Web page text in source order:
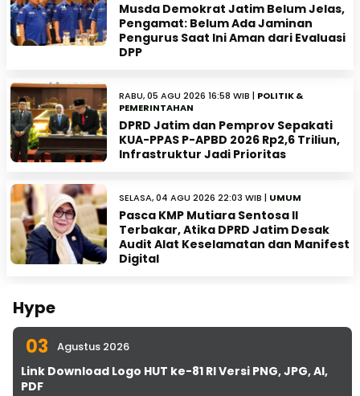
Musda Demokrat Jatim Belum Jelas,
Pengamat: Belum Ada Jaminan
Pengurus Saat Ini Aman dari Evaluasi
DPP
RABU, 05 AGU 2026 16:58 WIB | POLITIK &
PEMERINTAHAN
DPRD Jatim dan Pemprov Sepakati
KUA-PPAS P-APBD 2026 Rp2,6 Triliun,
Infrastruktur Jadi Prioritas
SELASA, 04 AGU 2026 22:03 WIB | UMUM
Pasca KMP Mutiara Sentosa II
Terbakar, Atika DPRD Jatim Desak
Audit Alat Keselamatan dan Manifest
Digital
Hype
03 Agustus 2026
Link Download Logo HUT ke-81 RI Versi PNG, JPG, AI,
PDF